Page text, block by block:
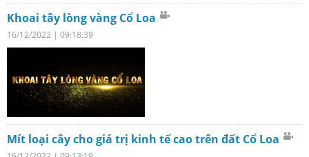
Khoai tây lòng vàng Cổ Loa
16/12/2022 | 09:18:39
Mít loại cây cho giá trị kinh tế cao trên đất Cổ Loa